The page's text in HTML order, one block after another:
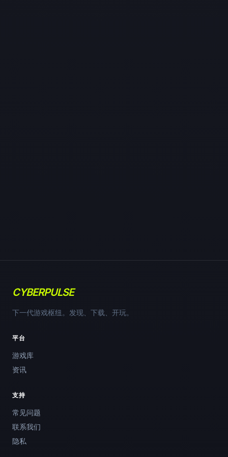
CYBERPULSE
下一代游戏枢纽。发现、下载、开玩。
平台
游戏库
资讯
支持
常见问题
联系我们
隐私